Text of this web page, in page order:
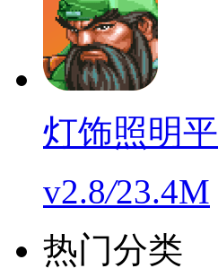
灯饰照明
v2.8/23.4M
热门分类